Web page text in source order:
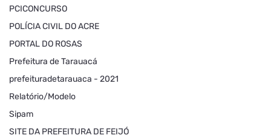
PCICONCURSO
POLÍCIA CIVIL DO ACRE
PORTAL DO ROSAS
Prefeitura de Tarauacá
prefeituradetarauaca - 2021
Relatório/Modelo
Sipam
SITE DA PREFEITURA DE FEIJÓ